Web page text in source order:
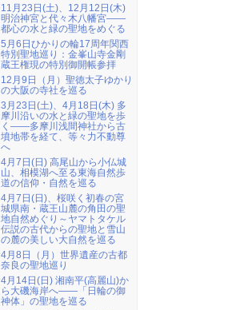
11月23日(土)、12月12日(木)
明治神宮と代々木八幡宮――
都心の水と緑の聖地をめぐる
5月6日ひかりの輪17周年関西
特別聖地巡り：金峯山寺金剛
蔵王権現の特別御開帳参拝
12月9日（月）聖徳太子ゆかり
の大阪の寺社を巡る
3月23日(土)、4月18日(木) 多
摩川沿いの水と緑の聖地を歩
く――多摩川浅間神社から古
墳地帯を経て、等々力不動尊
へ
4月7日(日) 高尾山から小仏城
山、相模湖へ至る東海自然歩
道の信仰・自然を巡る
4月7日(日)、桜咲く初春の宮
城県南・蔵王山麓の角田の聖
地自然めぐり～ヤマトタケル
伝説の古代からの聖地と雪山
の麓の美しい大自然を巡る
4月8日（月）世界遺産の古都
奈良の聖地巡り
4月14日(日) 湘南平(高麗山)か
ら大磯海岸へ――「日輪の御
神体」の聖地を巡る